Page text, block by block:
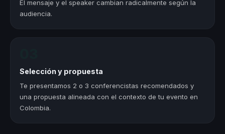
El mensaje y el speaker cambian radicalmente según la
audiencia.
Selección y propuesta
Te presentamos 2 o 3 conferencistas recomendados y
una propuesta alineada con el contexto de tu evento en
Colombia.